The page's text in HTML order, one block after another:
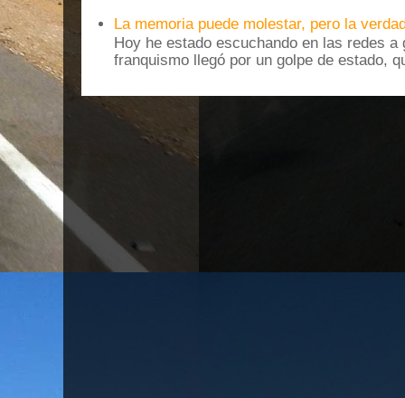
La memoria puede molestar, pero la
Hoy he estado escuchando en las redes
franquismo llegó por un golpe de estado,